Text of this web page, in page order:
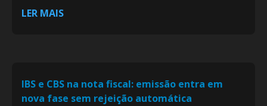
LER MAIS
IBS e CBS na nota fiscal: emissão entra em
nova fase sem rejeição automática